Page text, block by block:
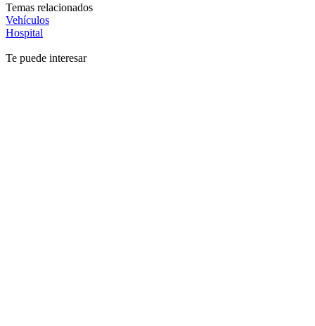
Temas relacionados
Vehículos
Hospital
Te puede interesar